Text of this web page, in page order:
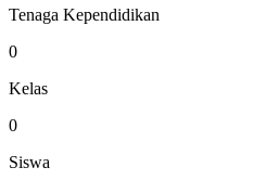
Tenaga Kependidikan
0
Kelas
0
Siswa